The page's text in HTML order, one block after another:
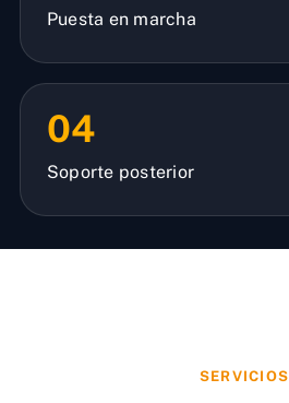
Puesta en marcha
04
Soporte posterior
SERVICIOS